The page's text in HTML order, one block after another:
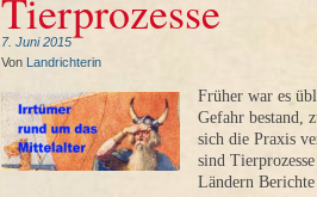
Tierprozesse
7. Juni 2015
Von Landrichterin
Früher war es
Gefahr bestand,
sich die Praxis
sind
Ländern